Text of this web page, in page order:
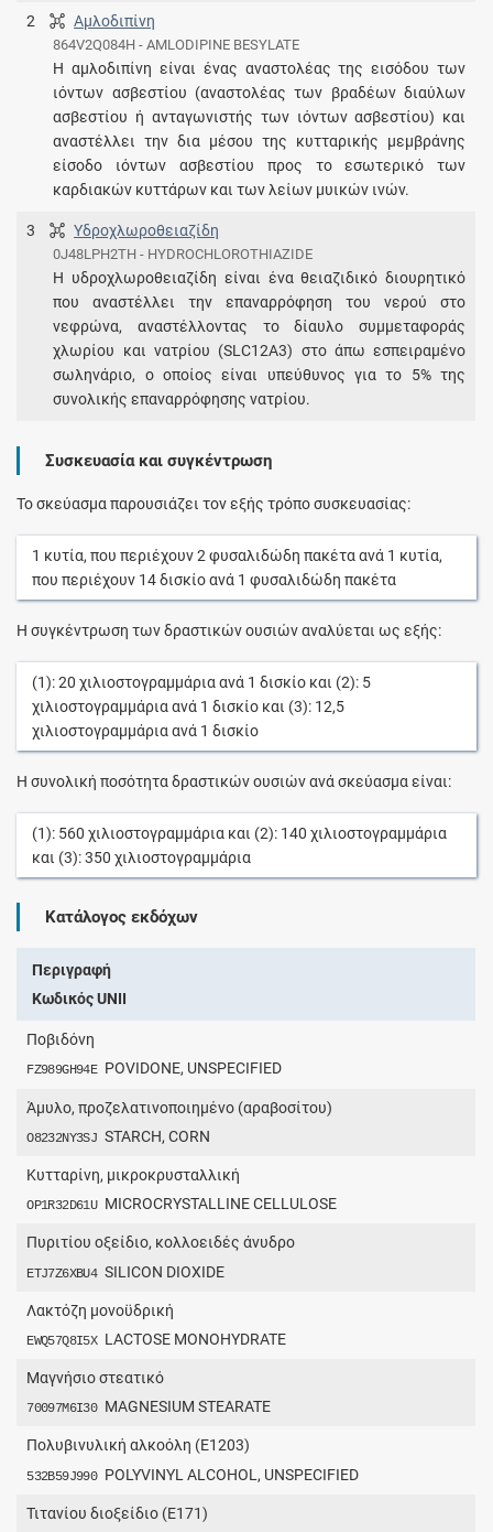
2 Αμλοδιπίνη
864V2Q084H - AMLODIPINE BESYLATE
Η αμλοδιπίνη είναι ένας αναστολέας της εισόδου των
ιόντων ασβεστίου (αναστολέας των βραδέων διαύλων
ασβεστίου ή ανταγωνιστής των ιόντων ασβεστίου) και
αναστέλλει την δια μέσου της κυτταρικής μεμβράνης
είσοδο ιόντων ασβεστίου προς το εσωτερικό των
καρδιακών κυττάρων και των λείων μυικών ινών.
3 Υδροχλωροθειαζίδη
0J48LPH2TH - HYDROCHLOROTHIAZIDE
Η υδροχλωροθειαζίδη είναι ένα θειαζιδικό διουρητικό
που αναστέλλει την επαναρρόφηση του νερού στο
νεφρώνα, αναστέλλοντας το δίαυλο συμμεταφοράς
χλωρίου και νατρίου (SLC12A3) στο άπω εσπειραμένο
σωληνάριο, ο οποίος είναι υπεύθυνος για το 5% της
συνολικής επαναρρόφησης νατρίου.
Συσκευασία και συγκέντρωση
Το σκεύασμα παρουσιάζει τον εξής τρόπο συσκευασίας:
1 κυτία, που περιέχουν2 φυσαλιδώδη πακέταανά 1 κυτία,
που περιέχουν 14δισκίοανά 1 φυσαλιδώδη πακέτα
Η συγκέντρωση των δραστικών ουσιών αναλύεται ως εξής:
(1):20 χιλιοστογραμμάριαανά 1 δισκίο και (2): 5
χιλιοστογραμμάριαανά 1 δισκίο και (3): 12,5
χιλιοστογραμμάριαανά 1 δισκίο
Η συνολική ποσότητα δραστικών ουσιών ανά σκεύασμα είναι:
(1): 560 χιλιοστογραμμάρια και (2): 140 χιλιοστογραμμάρια
και (3):350 χιλιοστογραμμάρια
Κατάλογος εκδόχων
Περιγραφή
Κωδικός UNII
Ποβιδόνη
FZ989GH94E POVIDONE, UNSPECIFIED
Άμυλο, προζελατινοποιημένο (αραβοσίτου)
O8232NY3SJ STARCH, CORN
Κυτταρίνη, μικροκρυσταλλική
OP1R32D61U MICROCRYSTALLINE CELLULOSE
Πυριτίου οξείδιο, κολλοειδές άνυδρο
ETJ7Z6XBU4 SILICON DIOXIDE
Λακτόζη μονοϋδρική
EWQ57Q8I5X LACTOSE MONOHYDRATE
Μαγνήσιο στεατικό
70097M6I30 MAGNESIUM STEARATE
Πολυβινυλική αλκοόλη (E1203)
532B59J990 POLYVINYL ALCOHOL, UNSPECIFIED
Τιτανίου διοξείδιο (E171)